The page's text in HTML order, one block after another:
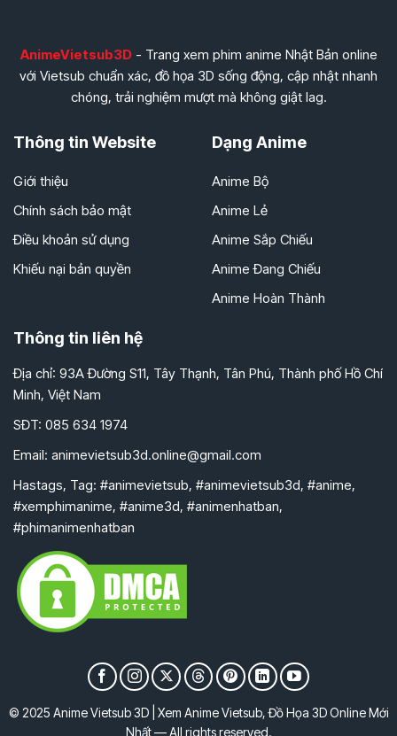
AnimeVietsub3D- Trang xem phim anime Nhật Bản online
với Vietsub chuẩn xác, đồ họa 3D sống động, cập nhật nhanh
chóng, trải nghiệm mượt mà không giật lag.
Thông tin Website
Giới thiệu
Chính sách bảo mật
Điều khoản sử dụng
Khiếu nại bản quyền
Dạng Anime
Anime Bộ
Anime Lẻ
Anime Sắp Chiếu
Anime Đang Chiếu
Anime Hoàn Thành
Thông tin liên hệ
Địa chỉ: 93A Đường S11, Tây Thạnh, Tân Phú, Thành phố Hồ Chí
Minh, Việt Nam
SĐT: 085 634 1974
Email: animevietsub3d.online@gmail.com
Hastags, Tag: #animevietsub, #animevietsub3d, #anime,
#xemphimanime, #anime3d, #animenhatban,
#phimanimenhatban
© 2025 Anime Vietsub 3D | Xem Anime Vietsub, Đồ Họa 3D Online Mới
Nhất — All rights reserved.